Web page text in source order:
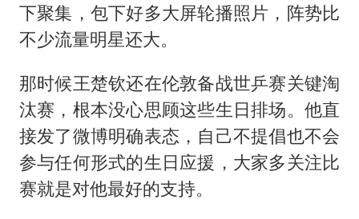
下聚集，包下好多大屏轮播照片，阵势比
不少流量明星还大。
那时候王楚钦还在伦敦备战世乒赛关键淘
汰赛，根本没心思顾这些生日排场。他直
接发了微博明确表态，自己不提倡也不会
参与任何形式的生日应援，大家多关注比
赛就是对他最好的支持。